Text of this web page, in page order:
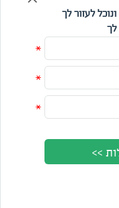
אפס חיפוש
לעזור לך
*
*
*
>>